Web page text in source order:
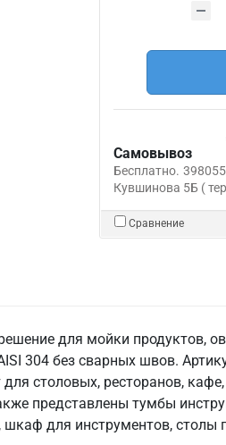
Самовывоз
Бесплатно.
Кувшинова 5Б (
Сравнение
для мойки продуктов,
304 без сварных швов.
столовых, ресторанов, кафе,
представлены тумбы
для инструментов, столы